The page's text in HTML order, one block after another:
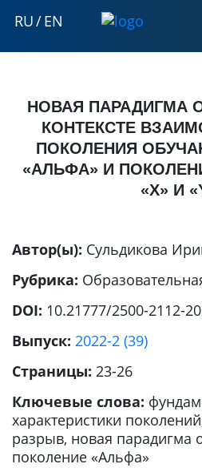
RU/EN
НОВАЯ ПАРАДИГМА
КОНТЕКСТЕ
ПОКОЛЕНИЯ
«АЛЬФА» И
«X» И
Автор(ы): Сульдикова
Рубрика:
DOI: 10.21777/2500-2112-
Выпуск: 2022-2 (39)
Страницы: 23-26
Ключевые слова:
характеристики
разрыв, новая парадигма
поколение «Альфа»